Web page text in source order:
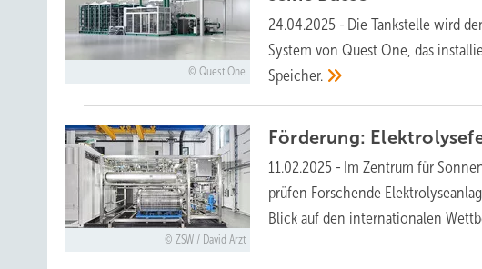
Quest One
24.04.2025 - Die Tankstelle wird
System von Quest One, das
Speicher.
ZSW / David Arzt
Förderung:
11.02.2025 - Im Zentrum für
prüfen Forschende
Blick auf den internationalen